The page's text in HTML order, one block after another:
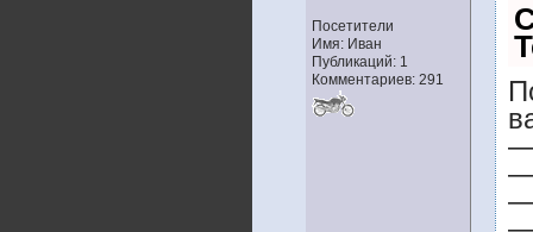
Посетители
Имя: Иван
Публикаций: 1
Комментариев: 291
—
—
—